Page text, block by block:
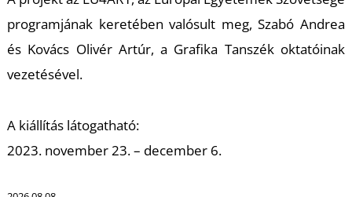
programjának keretében valósult meg, Szabó Andrea
és Kovács Olivér Artúr, a Grafika Tanszék oktatóinak
vezetésével.
A kiállítás látogatható:
2023. november 23. – december 6.